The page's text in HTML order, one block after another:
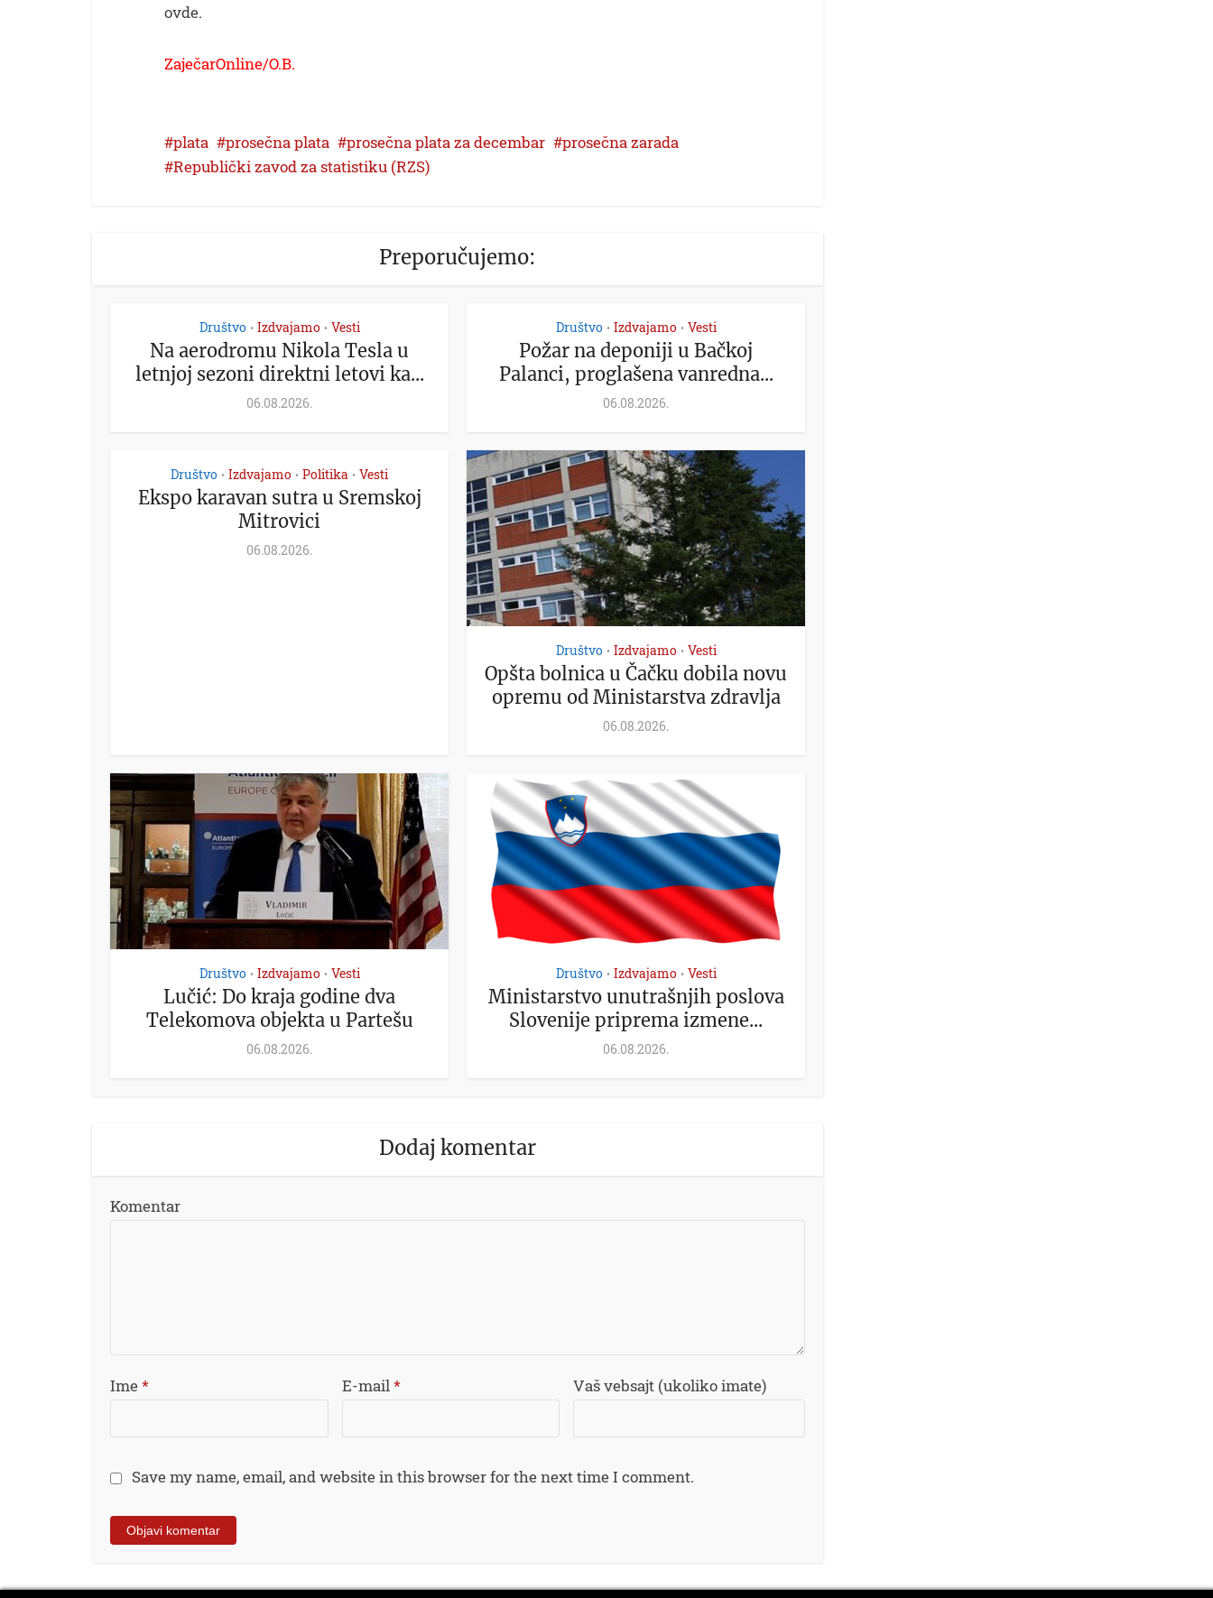
ovde.
ZaječarOnline/O.B.
plata prosečna plata prosečna plata za decembar
prosečna zarada
Republički zavod za statistiku (RZS)
Preporučujemo:
Društvo • Izdvajamo • Vesti
Na aerodromu Nikola Tesla u
letnjoj sezoni direktni letovi ka...
06.08.2026.
Društvo • Izdvajamo • Vesti
Požar na deponiji u Bačkoj
Palanci, proglašena vanredna...
06.08.2026.
Društvo • Izdvajamo • Politika • Vesti
Ekspo karavan sutra u Sremskoj
Mitrovici
06.08.2026.
Društvo • Izdvajamo • Vesti
Opšta bolnica u Čačku dobila novu
opremu od Ministarstva zdravlja
06.08.2026.
Društvo • Izdvajamo • Vesti
Lučić: Do kraja godine dva
Telekomova objekta u Partešu
06.08.2026.
Društvo • Izdvajamo • Vesti
Ministarstvo unutrašnjih poslova
Slovenije priprema izmene...
06.08.2026.
Dodaj komentar
Komentar
Ime* E-mail* Vaš vebsajt (ukoliko imate)
Save my name, email, and website in this browser for the next time I comment.